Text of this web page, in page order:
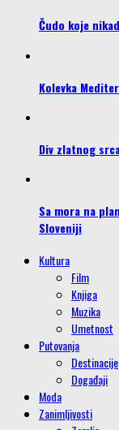
Čudo koje
Kolevka
Div zlatnog
Sa mora na
Sloveniji
Kultura
Film
Knjiga
Muzika
Umetnost
Putovanja
Destinacije
Događaji
Moda
Zanimljivosti